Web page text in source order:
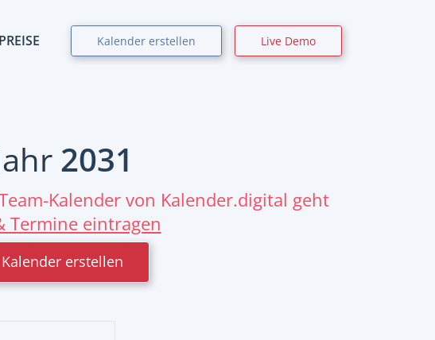
PREISE Kalender erstellen Live Demo
2031
Kalender von Kalender.digital geht
Termine eintragen
erstellen